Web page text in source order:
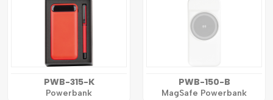
PWB-315-K
Powerbank
PWB-150-B
MagSafe Powerbank